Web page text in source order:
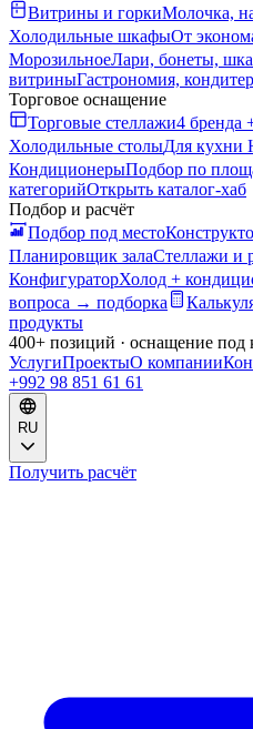
Витрины и горкиМолочка,
Холодильные шкафыОт
МорозильноеЛари, бонеты,
витриныГастрономия,
Торговое оснащение
Торговые стеллажи4 бренда
Холодильные столыДля кухни
КондиционерыПодбор по
категорийОткрыть каталог-хаб
Подбор и расчёт
Подбор под место
Планировщик залаСтеллажи и
КонфигураторХолод +
вопроса → подборка
продукты
400+ позиций · оснащение под
УслугиПроектыО компании
+992 98 851 61 61
RU
Получить расчёт